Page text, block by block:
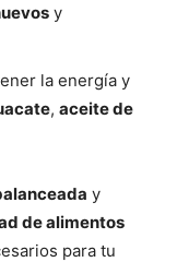
y
la energía y
, aceite de
y
de alimentos
para tu